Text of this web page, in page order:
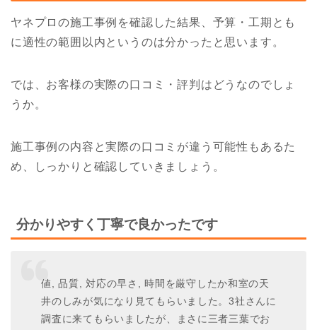
ヤネプロの施工事例を確認した結果、予算・工期とも
に適性の範囲以内というのは分かったと思います。
では、お客様の実際の口コミ・評判はどうなのでしょ
うか。
施工事例の内容と実際の口コミが違う可能性もあるた
め、しっかりと確認していきましょう。
分かりやすく丁寧で良かったです
値, 品質, 対応の早さ, 時間を厳守したか和室の天
井のしみが気になり見てもらいました。3社さんに
調査に来てもらいましたが、まさに三者三葉でお